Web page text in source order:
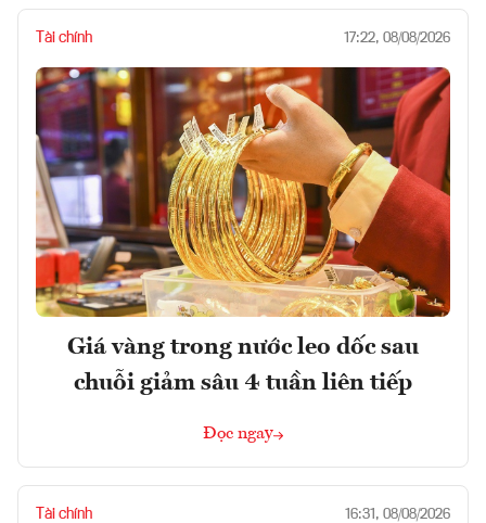
Tài chính 17:22, 08/08/2026
Giá vàng trong nước leo dốc sau
chuỗi giảm sâu 4 tuần liên tiếp
Đọc ngay
Tài chính 16:31, 08/08/2026